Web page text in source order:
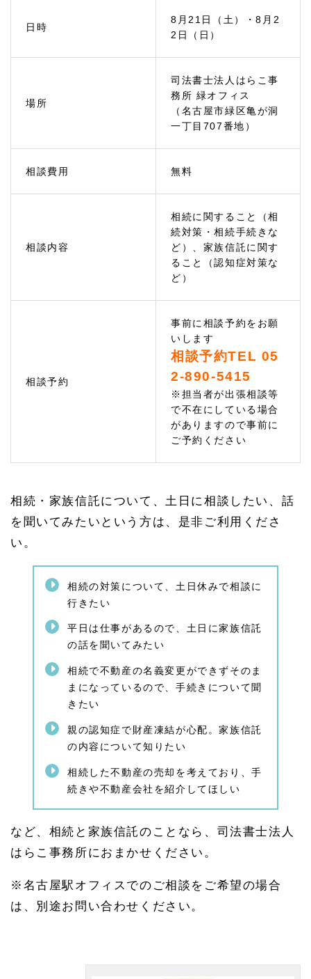
ご相
3
相談
策）
知症
相談
士は
事務
日時
8月21日（土）・8月2
2日（日）
場所
司法書士法人はらこ事
務所 緑オフィス
（名古屋市緑区亀が洞
一丁目707番地）
相談費用 無料
相談内容
相続に関すること（相
続対策・相続手続きな
ど）、家族信託に関す
ること（認知症対策な
ど）
相談予約
事前に相談予約をお願
いします
相談予約TEL 05
2-890-5415
※担当者が出張相談等
で不在にしている場合
がありますので事前に
ご予約ください
相続・家族信託について、土日に相談したい、話
を聞いてみたいという方は、是非ご利用くださ
い。
相続の対策について、土日休みで相談に
行きたい
平日は仕事があるので、土日に家族信託
の話を聞いてみたい
相続で不動産の名義変更ができずそのま
まになっているので、手続きについて聞
きたい
親の認知症で財産凍結が心配。家族信託
の内容について知りたい
相続した不動産の売却を考えており、手
続きや不動産会社を紹介してほしい
など、相続と家族信託のことなら、司法書士法人
はらこ事務所におまかせください。
※名古屋駅オフィスでのご相談をご希望の場合
は、別途お問い合わせください。